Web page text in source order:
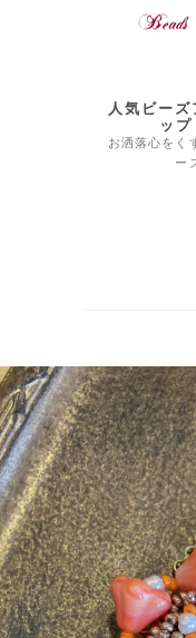
人気ビーズ
ッ
お洒落心をく
ー